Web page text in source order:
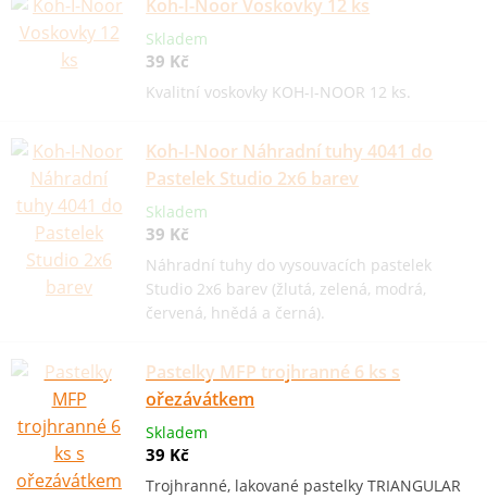
Koh-I-Noor Voskovky 12 ks
Skladem
39 Kč
Kvalitní voskovky KOH-I-NOOR 12 ks.
Koh-I-Noor Náhradní tuhy 4041 do
Pastelek Studio 2x6 barev
Skladem
39 Kč
Náhradní tuhy do vysouvacích pastelek
Studio 2x6 barev (žlutá, zelená, modrá,
červená, hnědá a černá).
Pastelky MFP trojhranné 6 ks s
ořezávátkem
Skladem
39 Kč
Trojhranné, lakované pastelky TRIANGULAR